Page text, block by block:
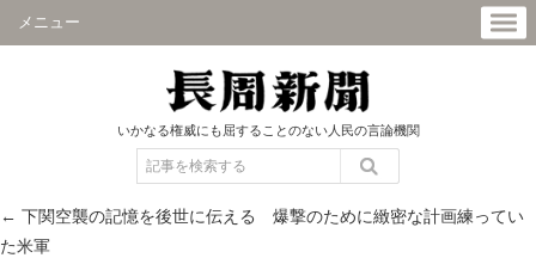
メニュー
いかなる権威にも屈することのない人民の言論機関
← 下関空襲の記憶を後世に伝える 爆撃のために緻密な計画練ってい
た米軍